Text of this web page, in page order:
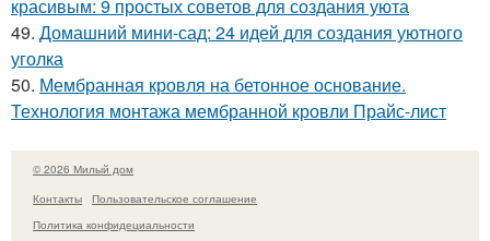
красивым: 9 простых советов для создания уюта
49. Домашний мини-сад: 24 идей для создания уютного
уголка
50. Мембранная кровля на бетонное основание.
Технология монтажа мембранной кровли Прайс-лист
© 2026 Милый дом
Контакты
Пользовательское соглашение
Политика конфидециальности